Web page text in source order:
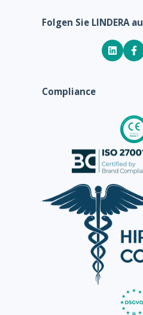
Folgen Sie LINDERA
Compliance